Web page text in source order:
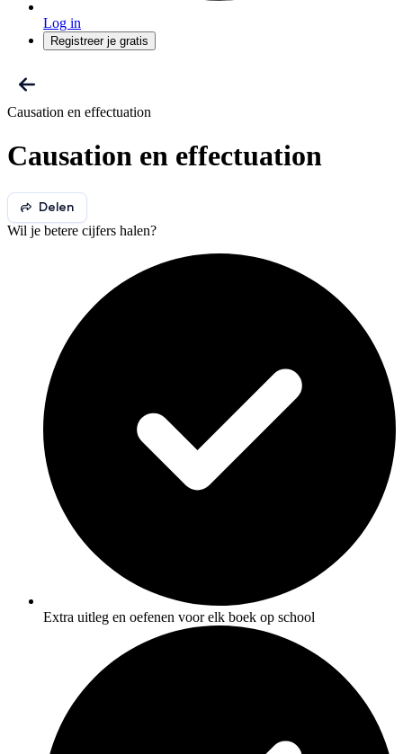
Log in
Registreer je gratis
Causation en effectuation
Causation en effectuation
Delen
Wil je betere cijfers halen?
Extra uitleg en oefenen voor elk boek op school